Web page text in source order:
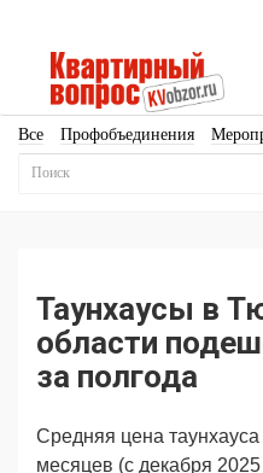
Все Профобъединения
Новостройки
Продвижение Поздравляем
Ещё
Таунхаусы в
области
за полгода
Средняя цена
месяцев (с декабря